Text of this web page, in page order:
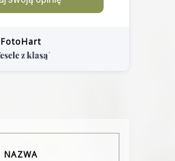
FotoHart
NAZWA